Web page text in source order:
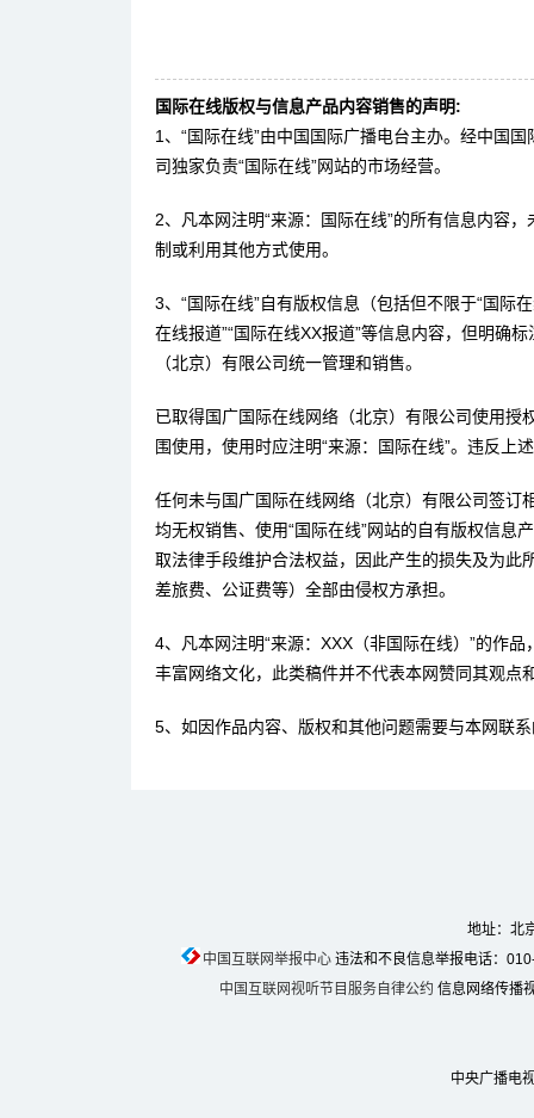
国际在线版权与信息产品内容销售的声明:
1、“国际在线”由中国国际广播电台主办。经中国
司独家负责“国际在线”网站的市场经营。
2、凡本网注明“来源：国际在线”的所有信息内容
制或利用其他方式使用。
3、“国际在线”自有版权信息（包括但不限于“国际
在线报道”“国际在线XX报道”等信息内容，但明确
（北京）有限公司统一管理和销售。
已取得国广国际在线网络（北京）有限公司使用
围使用，使用时应注明“来源：国际在线”。违反上
任何未与国广国际在线网络（北京）有限公司签订
均无权销售、使用“国际在线”网站的自有版权信息
取法律手段维护合法权益，因此产生的损失及为此
差旅费、公证费等）全部由侵权方承担。
4、凡本网注明“来源：XXX（非国际在线）”的作
丰富网络文化，此类稿件并不代表本网赞同其观点
5、如因作品内容、版权和其他问题需要与本网联
地址：北
中国互联网举报中心违法和不良信息举报电话：
中国互联网视听节目服务自律公约 信息网络传播
中央广播电